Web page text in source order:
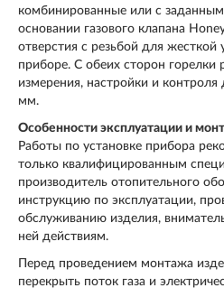
комбинированные или с
основании газового клапана
отверстия с резьбой для жесткой
приборе. С обеих сторон
измерения, настройки и
мм.
Особенности эксплуатации и
Работы по установке прибора
только квалифицированным
производитель отопительного
инструкцию по эксплуатации,
обслуживанию изделия,
ней действиям.
Перед проведением монтажа
перекрыть поток газа и